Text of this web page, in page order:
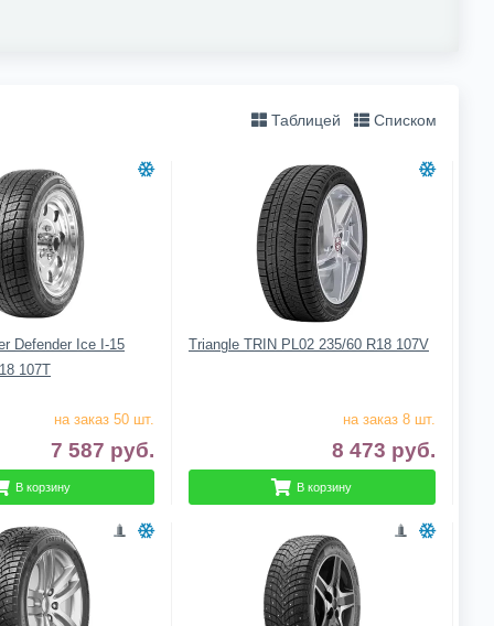
Таблицей Списком
Defender Ice I-15
107T
на заказ 50 шт.
7 587 руб.
В корзину
Triangle TRIN PL02 235/60 R18 107V
на заказ 8 шт.
8 473 руб.
В корзину